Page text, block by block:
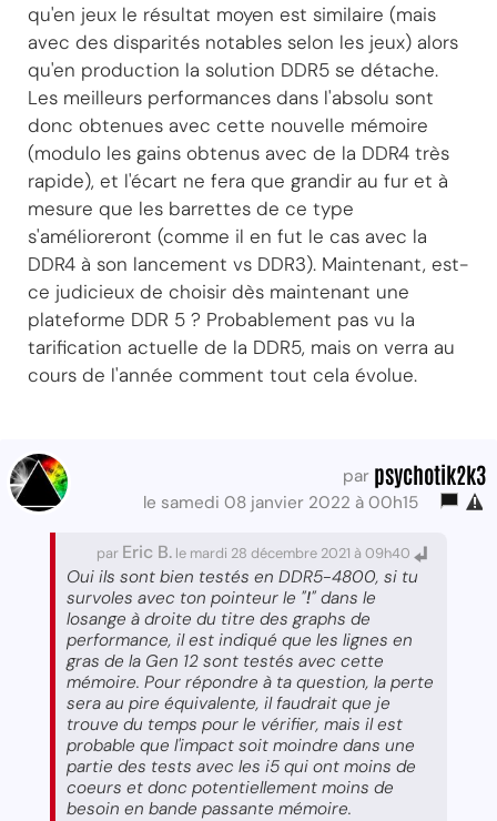
qu'en jeux le résultat moyen est similaire (mais
avec des disparités notables selon les jeux) alors
qu'en production la solution DDR5 se détache.
Les meilleurs performances dans l'absolu sont
donc obtenues avec cette nouvelle mémoire
(modulo les gains obtenus avec de la DDR4 très
rapide), et l'écart ne fera que grandir au fur et à
mesure que les barrettes de ce type
s'amélioreront (comme il en fut le cas avec la
DDR4 à son lancement vs DDR3). Maintenant, est-
ce judicieux de choisir dès maintenant une
plateforme DDR 5 ? Probablement pas vu la
tarification actuelle de la DDR5, mais on verra au
cours de l'année comment tout cela évolue.
par psychotik2k3
le samedi 08 janvier 2022 à 00h15
par Eric B. le mardi 28 décembre 2021 à 09h40
Oui ils sont bien testés en DDR5-4800, si tu
survoles avec ton pointeur le "!" dans le
losange à droite du titre des graphs de
performance, il est indiqué que les lignes en
gras de la Gen 12 sont testés avec cette
mémoire. Pour répondre à ta question, la perte
sera au pire équivalente, il faudrait que je
trouve du temps pour le vérifier, mais il est
probable que l'impact soit moindre dans une
partie des tests avec les i5 qui ont moins de
coeurs et donc potentiellement moins de
besoin en bande passante mémoire.